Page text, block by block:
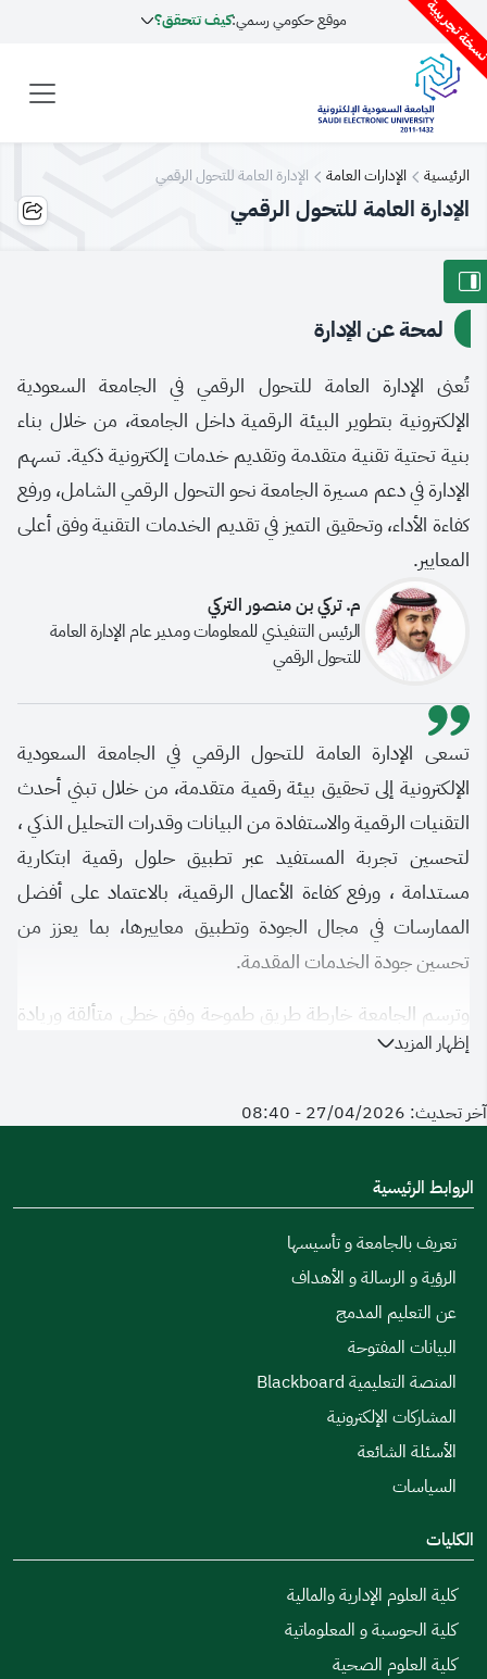
تجريبية موقع حكومي رسمي:كيف تتحقق؟
الرئيسية الإدارات العامة الإدارة العامة للتحول الرقمي
الإدارة العامة للتحول الرقمي
لمحة عن الإدارة
تُعنى الإدارة العامة للتحول الرقمي في الجامعة السعودية
الإلكترونية بتطوير البيئة الرقمية داخل الجامعة، من خلال بناء
بنية تحتية تقنية متقدمة وتقديم خدمات إلكترونية ذكية. تسهم
الإدارة في دعم مسيرة الجامعة نحو التحول الرقمي الشامل، ورفع
كفاءة الأداء، وتحقيق التميز في تقديم الخدمات التقنية وفق أعلى
المعايير.
م. تركي بن منصور التركي
الرئيس التنفيذي للمعلومات ومدير عام الإدارة العامة
للتحول الرقمي
تسعى الإدارة العامة للتحول الرقمي في الجامعة السعودية
الإلكترونية إلى تحقيق بيئة رقمية متقدمة، من خلال تبني أحدث
التقنيات الرقمية والاستفادة من البيانات وقدرات التحليل الذكي ،
لتحسين تجربة المستفيد عبر تطبيق حلول رقمية ابتكارية
مستدامة ، ورفع كفاءة الأعمال الرقمية، بالاعتماد على أفضل
الممارسات في مجال الجودة وتطبيق معاييرها، بما يعزز من
تحسين جودة الخدمات المقدمة.
وترسم الجامعة خارطة طريق طموحة وفق خطى متألقة وريادة
متجددة ، مبرهنة على مواصلة التزامها بضمان الاستدامة والتميز
مراكز متقدمة في مؤشر قطاع التعليم والتدريب في قياس التحول
اللامحدود من القيادة الرشيدة، والجهود المتواصلة التي تبذلها
الخدمات الرقمية.
إظهار المزيد
آخر تحديث: 27/04/2026 - 08:40
الروابط الرئيسية
تعريف بالجامعة و تأسيسها
الرؤية و الرسالة و الأهداف
عن التعليم المدمج
البيانات المفتوحة
المنصة التعليمية Blackboard
المشاركات الإلكترونية
الأسئلة الشائعة
السياسات
الكليات
كلية العلوم الإدارية والمالية
كلية الحوسبة و المعلوماتية
كلية العلوم الصحية